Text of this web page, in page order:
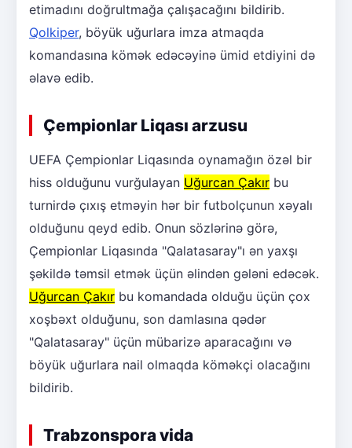
etimadını doğrultmağa çalışacağını bildirib.
Qolkiper, böyük uğurlara imza atmaqda
komandasına kömək edəcəyinə ümid etdiyini də
əlavə edib.
Çempionlar Liqası arzusu
UEFA Çempionlar Liqasında oynamağın özəl bir
hiss olduğunu vurğulayan Uğurcan Çakır bu
turnirdə çıxış etməyin hər bir futbolçunun xəyalı
olduğunu qeyd edib. Onun sözlərinə görə,
Çempionlar Liqasında "Qalatasaray"ı ən yaxşı
şəkildə təmsil etmək üçün əlindən gələni edəcək.
Uğurcan Çakır bu komandada olduğu üçün çox
xoşbəxt olduğunu, son damlasına qədər
"Qalatasaray" üçün mübarizə aparacağını və
böyük uğurlara nail olmaqda köməkçi olacağını
bildirib.
Trabzonspora vida